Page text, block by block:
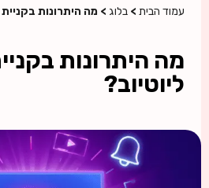
עמוד הבית >בלוג > מה היתרונות
מה היתרונות
ליוטיוב?